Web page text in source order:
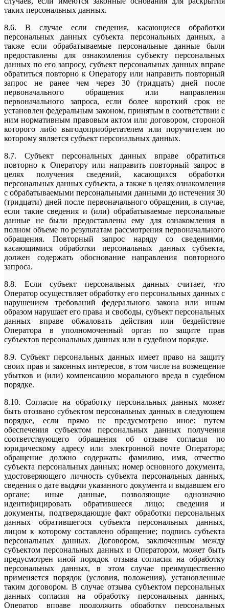
таких персональных данных.
8.6. В случае если сведения, касающиеся обработки
персональных данных субъекта персональных данных, а
также если обрабатываемые персональные данные были
предоставлены для ознакомления субъекту персональных
данных по его запросу, субъект персональных данных вправе
обратиться повторно к Оператору или направить повторный
запрос не ранее чем через 30 (тридцать) дней после
первоначального обращения или направления
первоначального запроса, если более короткий срок не
установлен федеральным законом, принятым в соответствии с
ним нормативным правовым актом или договором, стороной
которого либо выгодоприобретателем или поручителем по
которому является субъект персональных данных.
8.7. Субъект персональных данных вправе обратиться
повторно к Оператору или направить повторный запрос в
целях получения сведений, касающихся обработки
персональных данных субъекта, а также в целях ознакомления
с обрабатываемыми персональными данными до истечения 30
(тридцати) дней после первоначального обращения, в случае,
если такие сведения и (или) обрабатываемые персональные
данные не были предоставлены ему для ознакомления в
полном объеме по результатам рассмотрения первоначального
обращения. Повторный запрос наряду со сведениями,
касающимися обработки персональных данных субъекта,
должен содержать обоснование направления повторного
запроса.
8.8. Если субъект персональных данных считает, что
Оператор осуществляет обработку его персональных данных с
нарушением требований федерального закона или иным
образом нарушает его права и свободы, субъект персональных
данных вправе обжаловать действия или бездействие
Оператора в уполномоченный орган по защите прав
субъектов персональных данных или в судебном порядке.
8.9. Субъект персональных данных имеет право на защиту
своих прав и законных интересов, в том числе на возмещение
убытков и (или) компенсацию морального вреда в судебном
порядке.
8.10. Согласие на обработку персональных данных может
быть отозвано субъектом персональных данных в следующем
порядке, если прямо не предусмотрено иное: путем
обеспечения субъектом персональных данных получения
соответствующего обращения об отзыве согласия по
юридическому адресу или электронной почте Оператора;
обращение должно содержать: фамилию, имя, отчество
субъекта персональных данных; номер основного документа,
удостоверяющего личность субъекта персональных данных,
сведения о дате выдачи указанного документа и выдавшем его
органе; иные данные, позволяющие однозначно
идентифицировать обратившееся лицо; сведения и
документы, подтверждающие факт обработки персональных
данных обратившегося субъекта персональных данных,
лицом к которому составлено обращение; подпись субъекта
персональных данных. Договором, заключенным между
субъектом персональных данных и Оператором, может быть
предусмотрен иной порядок отзыва согласия на обработку
персональных данных, в этом случае преимущественно
применяется порядок (условия, положения), установленные
таким договором. В случае отзыва субъектом персональных
данных согласия на обработку персональных данных,
Оператор вправе продолжить обработку персональных